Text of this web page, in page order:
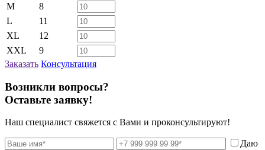
M
8
L
11
XL
12
XXL
9
Заказать Консультация
Возникли вопросы?
Оставьте заявку!
Наш специалист свяжется с Вами и проконсультируют!
Даю